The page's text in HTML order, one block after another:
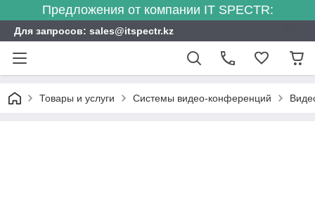
Предложения от компании IT SPECTR:
Для запросов: sales@itspectr.kz
Товары и услуги Системы видео-конференций